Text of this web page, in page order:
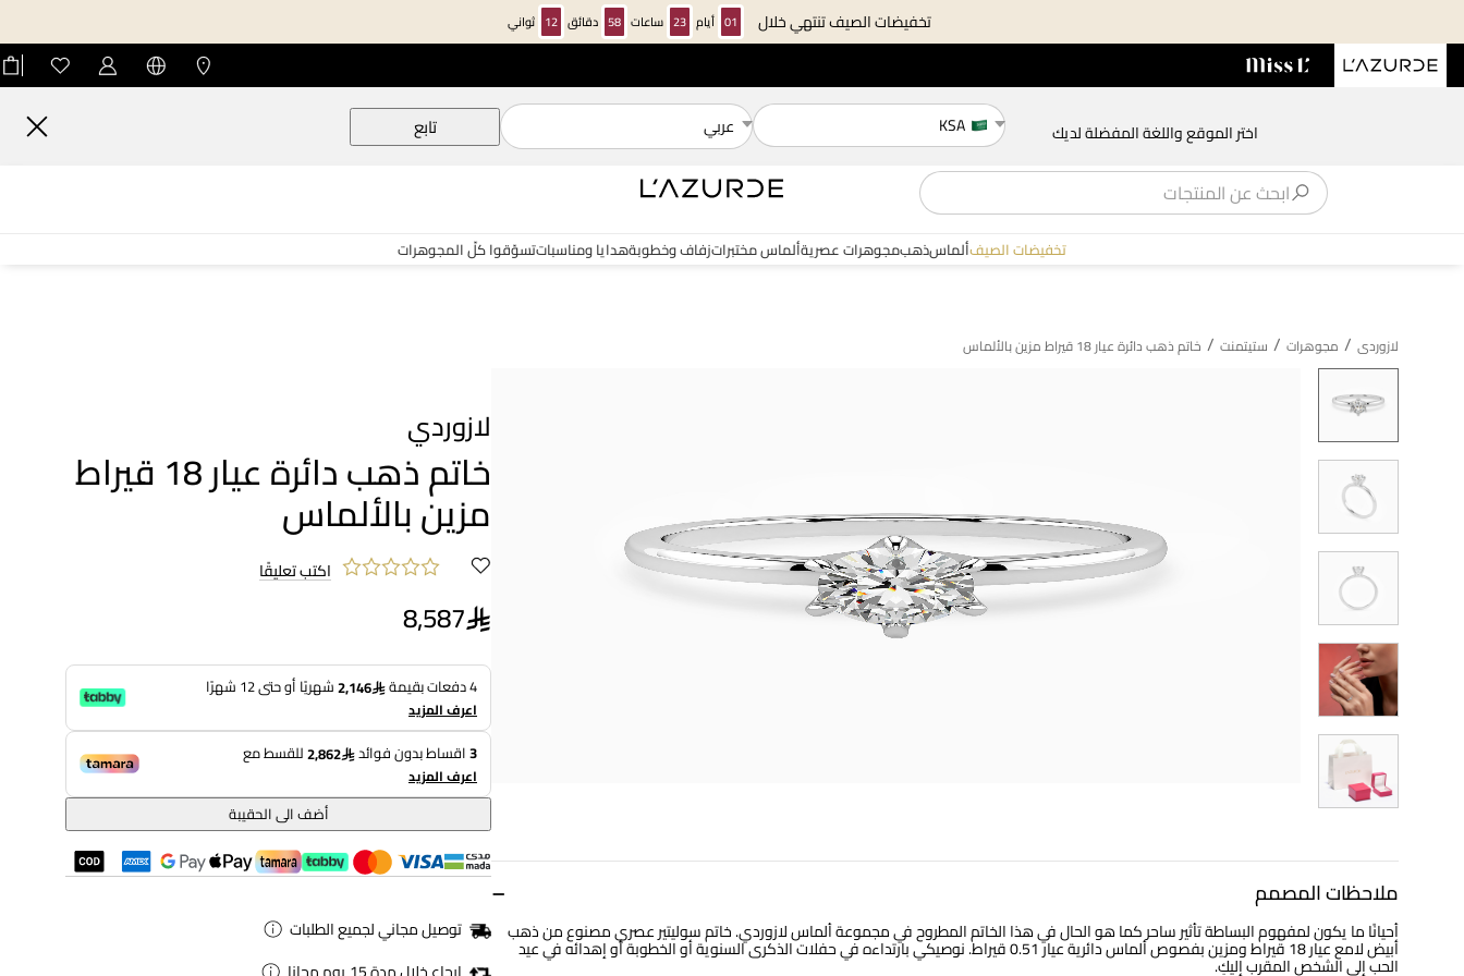
تخفيضات الصيف تنتهي خلال 01 أيام 23 ساعات 58 دقائق 11 ثواني
اختر الموقع واللغة المفضلة لديك KSA عربي تابع
تخفيضات الصيفألماسذهبمجوهرات عصريةألماس مختبراتزفاف وخطوبةهدايا ومناسباتتسوّقوا كلّ المجوهرات
لازوردى / مجوهرات / ستيتمنت / خاتم ذهب دائرة عيار 18 قيراط مزين بالألماس
ملاحظات المصمم −
أحيانًا ما يكون لمفهوم البساطة تأثير ساحر كما هو الحال في هذا الخاتم المطروح في مجموعة ألماس لازوردي. خاتم سوليتير عصري مصنوع من ذهب
أبيض لامع عيار 18 قيراط ومزين بفصوص ألماس دائرية عيار 0.51 قيراط. نوصيكي بارتداءه في حفلات الذكرى السنوية أو الخطوبة أو إهدائه في عيد
الحب إلى الشخص المقرب إليكِ.
لازوردي
خاتم ذهب دائرة عيار 18 قيراط
مزين بالألماس
اكتب تعليقًا
8,587
4 دفعات بقيمة 2,146شهريًا أو حتى 12 شهرًا
اعرف المزيد
3اقساط بدون فوائد 2,862للقسط مع
اعرف المزيد
أضف الى الحقيبة
توصيل مجاني لجميع الطلبات